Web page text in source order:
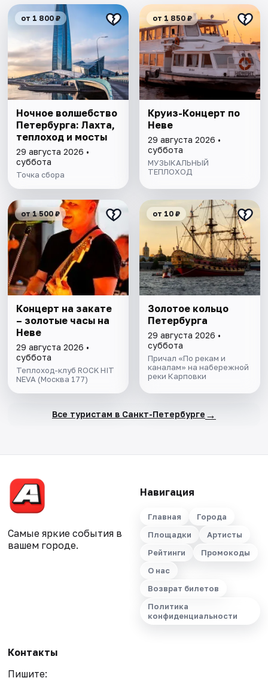
от 1 800 ₽
Ночное волшебство
Петербурга: Лахта,
теплоход и мосты
29 августа 2026 •
суббота
Точка сбора
от 1 850 ₽
Круиз-Концерт по
Неве
29 августа 2026 •
суббота
МУЗЫКАЛЬНЫЙ
ТЕПЛОХОД
от 1 500 ₽
Концерт на закате
– золотые часы на
Неве
29 августа 2026 •
суббота
Теплоход-клуб ROCK HIT
NEVA (Москва 177)
от 10 ₽
Золотое кольцо
Петербурга
29 августа 2026 •
суббота
Причал «По рекам и
каналам» на набережной
реки Карповки
Все туристам в Санкт-Петербурге →
Самые яркие события в
вашем городе.
Навигация
Главная
Города
Площадки
Артисты
Рейтинги
Промокоды
О нас
Возврат билетов
Политика
конфиденциальности
Контакты
Пишите: